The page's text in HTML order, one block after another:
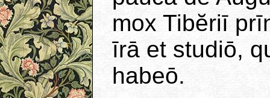
mox Tibĕriī
īrā et studiō,
habeō.